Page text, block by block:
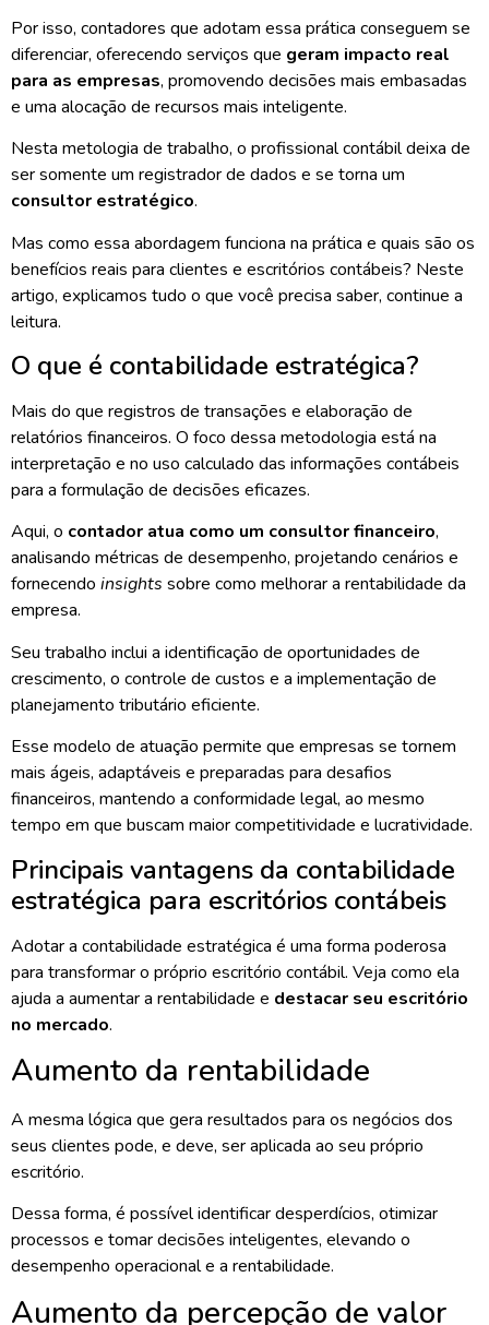
Por isso, contadores que adotam essa prática conseguem se
diferenciar, oferecendo serviços que geram impacto real
para as empresas, promovendo decisões mais embasadas
e uma alocação de recursos mais inteligente.
Nesta metologia de trabalho, o profissional contábil deixa de
ser somente um registrador de dados e se torna um
consultor estratégico.
Mas como essa abordagem funciona na prática e quais são os
benefícios reais para clientes e escritórios contábeis? Neste
artigo, explicamos tudo o que você precisa saber, continue a
leitura.
O que é contabilidade estratégica?
Mais do que registros de transações e elaboração de
relatórios financeiros. O foco dessa metodologia está na
interpretação e no uso calculado das informações contábeis
para a formulação de decisões eficazes.
Aqui, o contador atua como um consultor financeiro,
analisando métricas de desempenho, projetando cenários e
fornecendo insights sobre como melhorar a rentabilidade da
empresa.
Seu trabalho inclui a identificação de oportunidades de
crescimento, o controle de custos e a implementação de
planejamento tributário eficiente.
Esse modelo de atuação permite que empresas se tornem
mais ágeis, adaptáveis e preparadas para desafios
financeiros, mantendo a conformidade legal, ao mesmo
tempo em que buscam maior competitividade e lucratividade.
Principais vantagens da contabilidade
estratégica para escritórios contábeis
Adotar a contabilidade estratégica é uma forma poderosa
para transformar o próprio escritório contábil. Veja como ela
ajuda a aumentar a rentabilidade e destacar seu escritório
no mercado.
Aumento da rentabilidade
A mesma lógica que gera resultados para os negócios dos
seus clientes pode, e deve, ser aplicada ao seu próprio
escritório.
Dessa forma, é possível identificar desperdícios, otimizar
processos e tomar decisões inteligentes, elevando o
desempenho operacional e a rentabilidade.
Aumento da percepção de valor